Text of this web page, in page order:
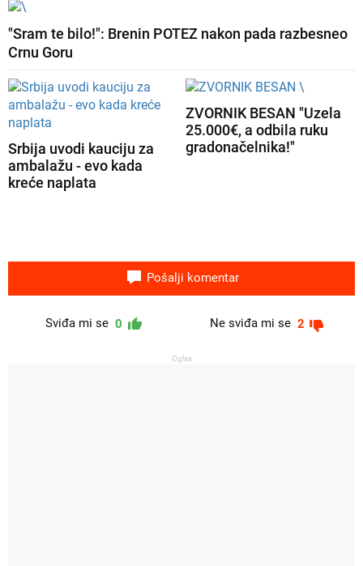
"Sram te bilo!": Brenin POTEZ nakon pada razbesneo
Crnu Goru
Srbija uvodi kauciju za
ambalažu - evo kada
kreće naplata
ZVORNIK BESAN "Uzela
25.000€, a odbila ruku
gradonačelnika!"
Pošalji komentar
Sviđa mi se 0 Ne sviđa mi se 2
Oglas